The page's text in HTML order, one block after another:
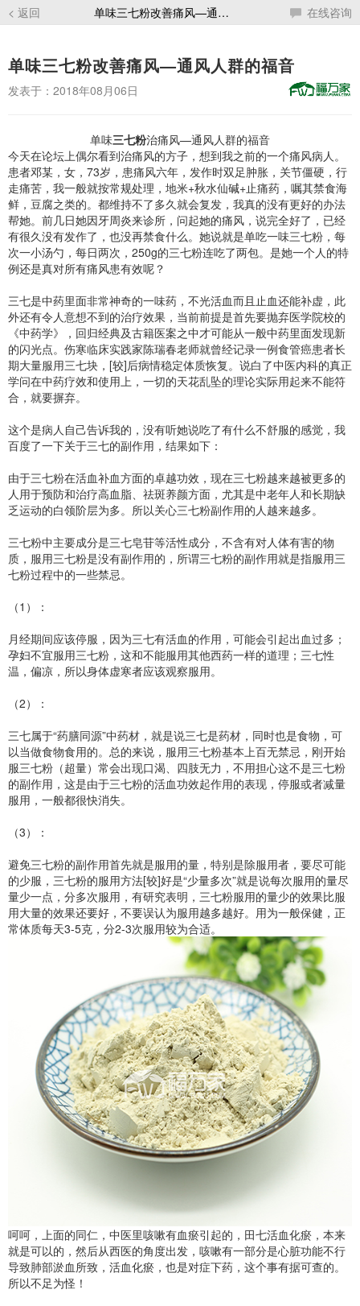
< 返回 单味三七粉改善痛风—通风人群的福音 在线咨询
单味三七粉改善痛风—通风人群的福音
发表于：2018年08月06日
单味三七粉治痛风—通风人群的福音
今天在论坛上偶尔看到治痛风的方子，想到我之前的一个痛风病人。
患者邓某，女，73岁，患痛风六年，发作时双足肿胀，关节僵硬，行
走痛苦，我一般就按常规处理，地米+秋水仙碱+止痛药，嘱其禁食海
鲜，豆腐之类的。都维持不了多久就会复发，我真的没有更好的办法
帮她。前几日她因牙周炎来诊所，问起她的痛风，说完全好了，已经
有很久没有发作了，也没再禁食什么。她说就是单吃一味三七粉，每
次一小汤勺，每日两次，250g的三七粉连吃了两包。是她一个人的特
例还是真对所有痛风患有效呢？
三七是中药里面非常神奇的一味药，不光活血而且止血还能补虚，此
外还有令人意想不到的治疗效果，当前前提是首先要抛弃医学院校的
《中药学》，回归经典及古籍医案之中才可能从一般中药里面发现新
的闪光点。伤寒临床实践家陈瑞春老师就曾经记录一例食管癌患者长
期大量服用三七块，[较]后病情稳定体质恢复。说白了中医内科的真正
学问在中药疗效和使用上，一切的天花乱坠的理论实际用起来不能符
合，就要摒弃。
这个是病人自己告诉我的，没有听她说吃了有什么不舒服的感觉，我
百度了一下关于三七的副作用，结果如下：
由于三七粉在活血补血方面的卓越功效，现在三七粉越来越被更多的
人用于预防和治疗高血脂、祛斑养颜方面，尤其是中老年人和长期缺
乏运动的白领阶层为多。所以关心三七粉副作用的人越来越多。
三七粉中主要成分是三七皂苷等活性成分，不含有对人体有害的物
质，服用三七粉是没有副作用的，所谓三七粉的副作用就是指服用三
七粉过程中的一些禁忌。
（1）：
月经期间应该停服，因为三七有活血的作用，可能会引起出血过多；
孕妇不宜服用三七粉，这和不能服用其他西药一样的道理；三七性
温，偏凉，所以身体虚寒者应该观察服用。
（2）：
三七属于“药膳同源”中药材，就是说三七是药材，同时也是食物，可
以当做食物食用的。总的来说，服用三七粉基本上百无禁忌，刚开始
服三七粉（超量）常会出现口渴、四肢无力，不用担心这不是三七粉
的副作用，这是由于三七粉的活血功效起作用的表现，停服或者减量
服用，一般都很快消失。
（3）：
避免三七粉的副作用首先就是服用的量，特别是除服用者，要尽可能
的少服，三七粉的服用方法[较]好是“少量多次”就是说每次服用的量尽
量少一点，分多次服用，有研究表明，三七粉服用的量少的效果比服
用大量的效果还要好，不要误认为服用越多越好。用为一般保健，正
常体质每天3-5克，分2-3次服用较为合适。
呵呵，上面的同仁，中医里咳嗽有血瘀引起的，田七活血化瘀，本来
就是可以的，然后从西医的角度出发，咳嗽有一部分是心脏功能不行
导致肺部淤血所致，活血化瘀，也是对症下药，这个事有据可查的。
所以不足为怪！